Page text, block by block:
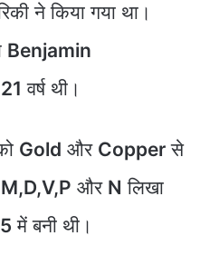
ने किया गया था।
Benjamin
21 वर्ष थी।
Gold और Copperसे
M,D,V,P और N लिखा
में बनी थी।